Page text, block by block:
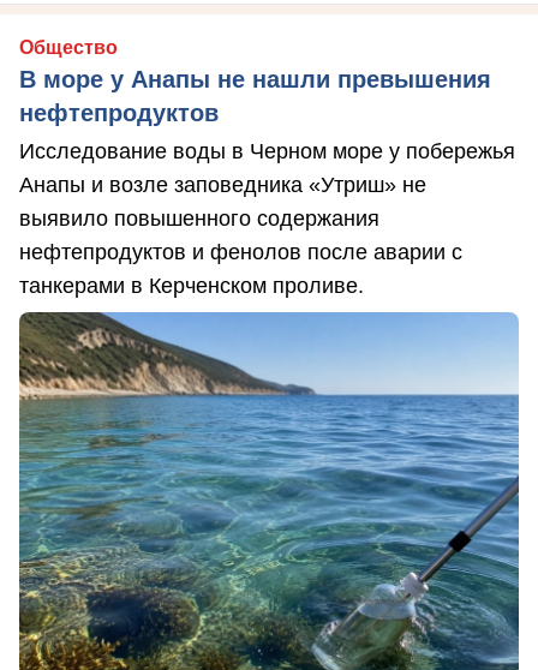
Общество
В море у Анапы не нашли превышения
нефтепродуктов
Исследование воды в Черном море у побережья
Анапы и возле заповедника «Утриш» не
выявило повышенного содержания
нефтепродуктов и фенолов после аварии с
танкерами в Керченском проливе.